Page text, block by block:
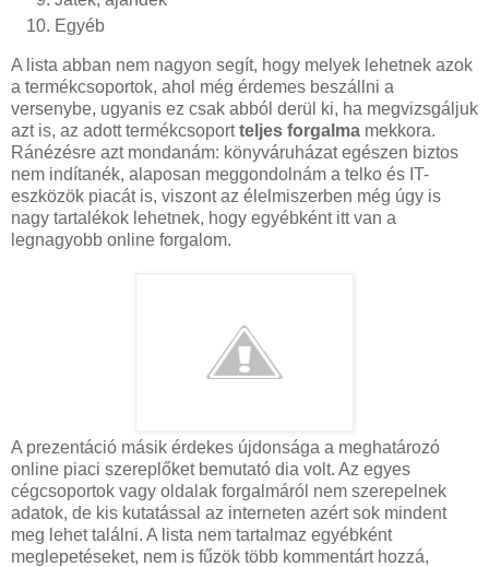
Egyéb
A lista abban nem nagyon segít, hogy melyek lehetnek azok
a termékcsoportok, ahol még érdemes beszállni a
versenybe, ugyanis ez csak abból derül ki, ha megvizsgáljuk
azt is, az adott termékcsoportteljes forgalma mekkora.
Ránézésre azt mondanám: könyváruházat egészen biztos
nem indítanék, alaposan meggondolnám a telko és IT-
eszközök piacát is, viszont az élelmiszerben még úgy is
nagy tartalékok lehetnek, hogy egyébként itt van a
legnagyobb online forgalom.
A prezentáció másik érdekes újdonsága a meghatározó
online piaci szereplőket bemutató dia volt. Az egyes
cégcsoportok vagy oldalak forgalmáról nem szerepelnek
adatok, de kis kutatással az interneten azért sok mindent
meg lehet találni. A lista nem tartalmaz egyébként
meglepetéseket, nem is fűzök több kommentárt hozzá,